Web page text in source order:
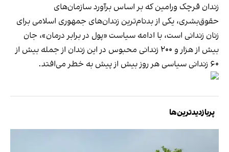
زندان قرچک ورامین که بر اساس برآورد سازمان‌های
حقوق‌بشری، یکی از بدنام‌ترین زندان‌های جمهوری اسلامی برای
زنان زندانی است، با ادامه سیاست «پول در برابر درمان»، جان
بیش از هزار و ۲۰۰ زندانی محبوس در این زندان از جمله بیش از
۶۰ زندانی سیاسی هر روز بیش از پیش به خطر می‌افتد.
پربازدیدترین‌ها